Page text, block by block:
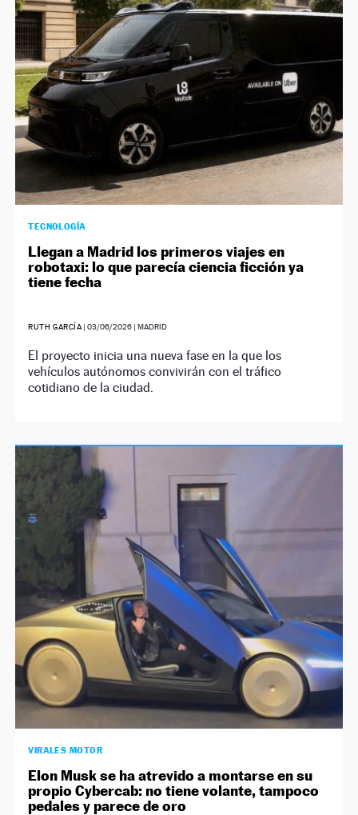
NEWSLETTER
SÍGUENOS
TECNOLOGÍA
Llegan a Madrid los primeros viajes en
robotaxi: lo que parecía ciencia ficción ya
tiene fecha
RUTH GARCÍA |03/06/2026 | MADRID
El proyecto inicia una nueva fase en la que los
vehículos autónomos convivirán con el tráfico
cotidiano de la ciudad.
VIRALES MOTOR
Elon Musk se ha atrevido a montarse en su
propio Cybercab: no tiene volante, tampoco
pedales y parece de oro